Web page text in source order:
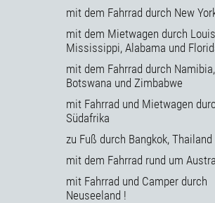
mit dem Fahrrad durch New
mit dem Mietwagen durch
Mississippi, Alabama und
mit dem Fahrrad durch Namibia,
Botswana und Zimbabwe
mit Fahrrad und Mietwagen
Südafrika
zu Fuß durch Bangkok, Thailand
mit dem Fahrrad rund um
mit Fahrrad und Camper durch
Neuseeland !